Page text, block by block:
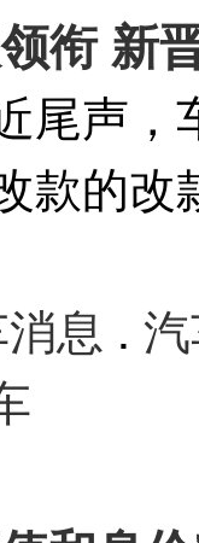
衔 新
尾声
款的
息 .